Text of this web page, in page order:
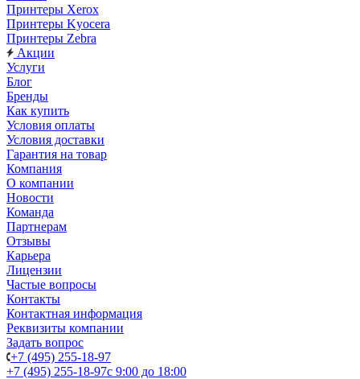
Принтеры Xerox
Принтеры Kyocera
Принтеры Zebra
Акции
Услуги
Блог
Бренды
Как купить
Условия оплаты
Условия доставки
Гарантия на товар
Компания
О компании
Новости
Команда
Партнерам
Отзывы
Карьера
Лицензии
Частые вопросы
Контакты
Контактная информация
Реквизиты компании
Задать вопрос
+7 (495) 255-18-97
+7 (495) 255-18-97с 9:00 до 18:00